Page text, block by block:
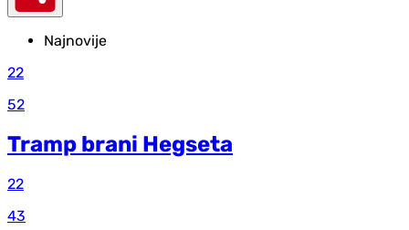
Najnovije
22
52
Tramp brani Hegseta
22
43